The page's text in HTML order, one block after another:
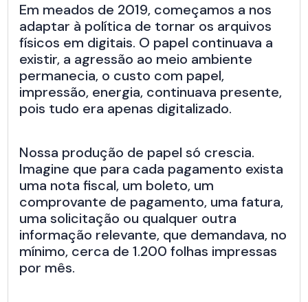
Em meados de 2019, começamos a nos
adaptar à política de tornar os arquivos
físicos em digitais. O papel continuava a
existir, a agressão ao meio ambiente
permanecia, o custo com papel,
impressão, energia, continuava presente,
pois tudo era apenas digitalizado.
Nossa produção de papel só crescia.
Imagine que para cada pagamento exista
uma nota fiscal, um boleto, um
comprovante de pagamento, uma fatura,
uma solicitação ou qualquer outra
informação relevante, que demandava, no
mínimo, cerca de 1.200 folhas impressas
por mês.